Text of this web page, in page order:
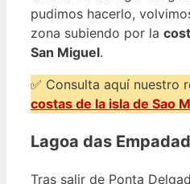
pudimos hacerlo,
zona subiendo por la
San Miguel.
✅ Consulta aquí nuestro
costas de la isla de Sao
Lagoa das
Tras salir de Ponta